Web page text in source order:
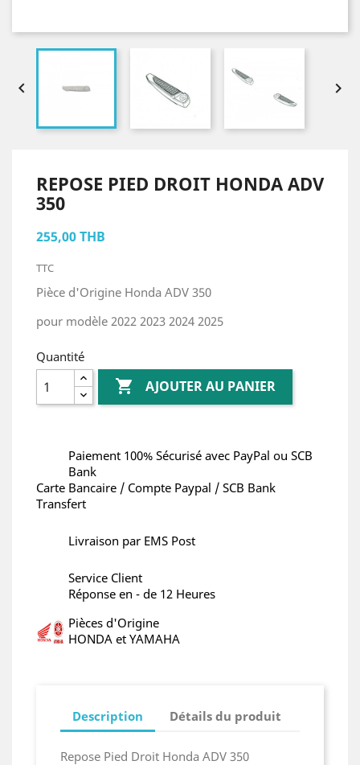
 
REPOSE PIED DROIT HONDA ADV
350
255,00 THB
TTC
Pièce d'Origine Honda ADV 350
pour modèle 2022 2023 2024 2025
Quantité
 AJOUTER AU PANIER
Paiement 100% Sécurisé avec PayPal ou SCB
Bank
Carte Bancaire / Compte Paypal / SCB Bank
Transfert
Livraison par EMS Post
Service Client
Réponse en - de 12 Heures
Pièces d'Origine
HONDA et YAMAHA
Description Détails du produit
Repose Pied Droit Honda ADV 350